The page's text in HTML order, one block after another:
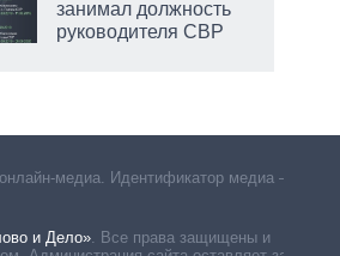
занимал должность
руководителя СВР
медиа. Идентификатор медиа –
и Дело» Все права защищены и